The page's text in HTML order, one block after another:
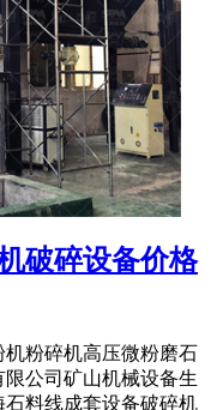
破碎设备价格
粉碎机高压微粉磨石
公司矿山机械设备生
料线成套设备破碎机